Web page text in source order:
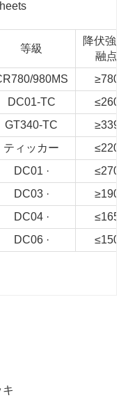
等級
降伏強
融点
980MS ≥780
DC01-TC
≤260
GT340-TC
≥339
ティッカー ≤220
DC01 ·
≤270
DC03 ·
≥190
DC04 ·
≤165
DC06 ·
≤150